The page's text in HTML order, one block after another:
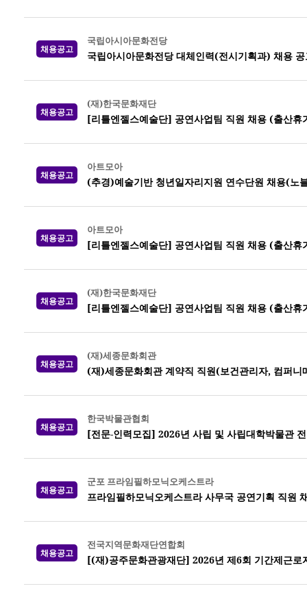
채용공고
국립아시아문화전당
국립아시아문화전당 대체인력(전시기획과) 채용
채용공고
(재)한국문화재단
[리틀엔젤스예술단] 공연사업팀 직원 채용 (출산휴
채용공고
아트모아
(추경)예술기반 청년일자리지원 연수단원 채용(노
채용공고
아트모아
[리틀엔젤스예술단] 공연사업팀 직원 채용 (출산휴
채용공고
(재)한국문화재단
[리틀엔젤스예술단] 공연사업팀 직원 채용 (출산휴
채용공고
(재)세종문화회관
(재)세종문화회관 계약직 직원(보건관리자, 컴퍼
채용공고
한국박물관협회
[전문-인력모집] 2026년 사립 및 사립대학박물관
채용공고
군포 프라임필하모닉오케스트라
프라임필하모닉오케스트라 사무국 공연기획 직원
채용공고
전국지역문화재단연합회
[(재)공주문화관광재단] 2026년 제6회 기간제근로